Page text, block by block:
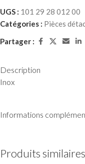
UGS : 101 29 28 012 00
Catégories : Pièces
Partager :
Description
Inox
Informations
Produits similaires